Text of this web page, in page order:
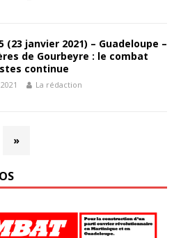
(23 janvier 2021) – Guadeloupe –
de Gourbeyre : le combat
continue
La rédaction
»